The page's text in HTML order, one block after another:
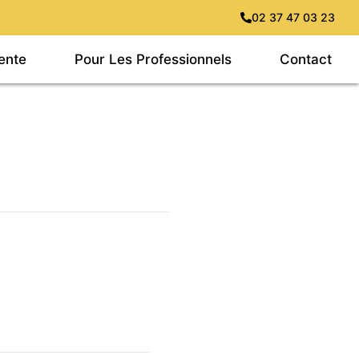
02 37 47 03 23
Pour Les Professionnels Contact